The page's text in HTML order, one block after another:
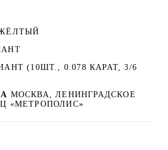
(10ШТ., 0.078 КАРАТ, 3/6
МОСКВА, ЛЕНИНГРАДСКОЕ
«МЕТРОПОЛИС»